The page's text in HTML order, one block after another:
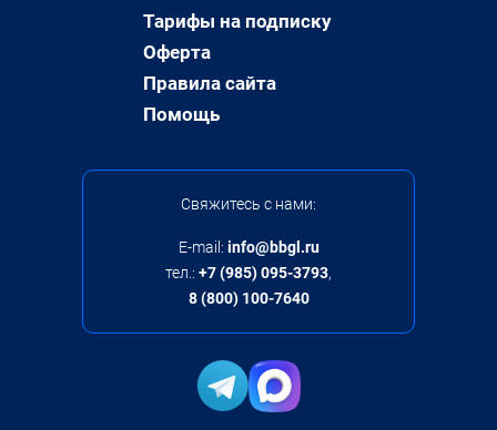
Тарифы на подписку
Оферта
Правила сайта
Помощь
Свяжитесь с нами:
E-mail: info@bbgl.ru
тел.: +7 (985) 095-3793,
8 (800) 100-7640